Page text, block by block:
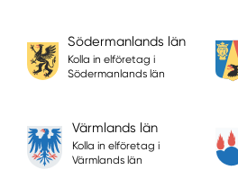
Södermanlands län
Kolla in elföretag i
Södermanlands län
Värmlands län
Kolla in elföretag i
Värmlands län